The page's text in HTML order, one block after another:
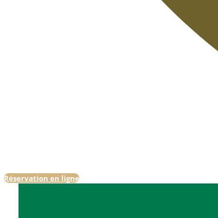
Réservation en ligne